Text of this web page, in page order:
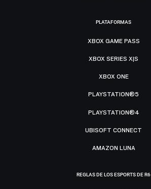
PLATAFORMAS
XBOX GAME PASS
XBOX SERIES X|S
XBOX ONE
PLAYSTATION®5
PLAYSTATION®4
UBISOFT CONNECT
AMAZON LUNA
REGLAS DE LOS ESPORTS DE R6